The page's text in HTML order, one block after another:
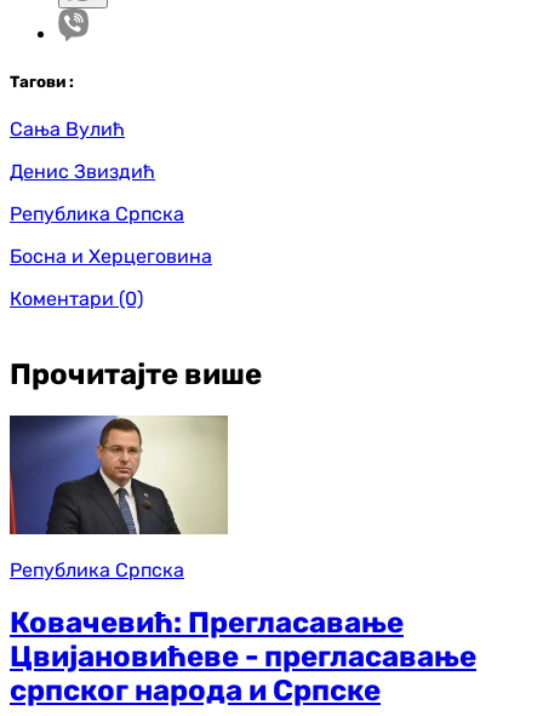
Тагови :
Сања Вулић
Денис Звиздић
Република Српска
Босна и Херцеговина
Коментари (0)
Прочитајте више
Република Српска
Ковачевић: Прегласавање
Цвијановићеве - прегласавање
српског народа и Српске